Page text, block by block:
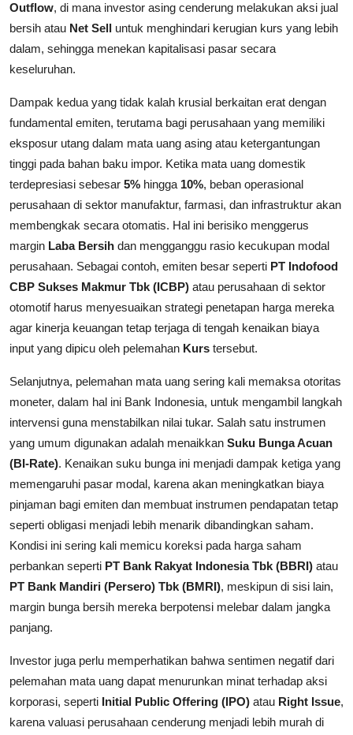
Outflow, di mana investor asing cenderung melakukan aksi jual
bersih atau Net Sell untuk menghindari kerugian kurs yang lebih
dalam, sehingga menekan kapitalisasi pasar secara
keseluruhan.
Dampak kedua yang tidak kalah krusial berkaitan erat dengan
fundamental emiten, terutama bagi perusahaan yang memiliki
eksposur utang dalam mata uang asing atau ketergantungan
tinggi pada bahan baku impor. Ketika mata uang domestik
terdepresiasi sebesar 5% hingga 10%, beban operasional
perusahaan di sektor manufaktur, farmasi, dan infrastruktur akan
membengkak secara otomatis. Hal ini berisiko menggerus
margin Laba Bersih dan mengganggu rasio kecukupan modal
perusahaan. Sebagai contoh, emiten besar seperti PT Indofood
CBP Sukses Makmur Tbk (ICBP) atau perusahaan di sektor
otomotif harus menyesuaikan strategi penetapan harga mereka
agar kinerja keuangan tetap terjaga di tengah kenaikan biaya
input yang dipicu oleh pelemahan Kurs tersebut.
Selanjutnya, pelemahan mata uang sering kali memaksa otoritas
moneter, dalam hal ini Bank Indonesia, untuk mengambil langkah
intervensi guna menstabilkan nilai tukar. Salah satu instrumen
yang umum digunakan adalah menaikkan Suku Bunga Acuan
(BI-Rate). Kenaikan suku bunga ini menjadi dampak ketiga yang
memengaruhi pasar modal, karena akan meningkatkan biaya
pinjaman bagi emiten dan membuat instrumen pendapatan tetap
seperti obligasi menjadi lebih menarik dibandingkan saham.
Kondisi ini sering kali memicu koreksi pada harga saham
perbankan seperti PT Bank Rakyat Indonesia Tbk (BBRI) atau
PT Bank Mandiri (Persero) Tbk (BMRI), meskipun di sisi lain,
margin bunga bersih mereka berpotensi melebar dalam jangka
panjang.
Investor juga perlu memperhatikan bahwa sentimen negatif dari
pelemahan mata uang dapat menurunkan minat terhadap aksi
korporasi, seperti Initial Public Offering (IPO) atau Right Issue,
karena valuasi perusahaan cenderung menjadi lebih murah di